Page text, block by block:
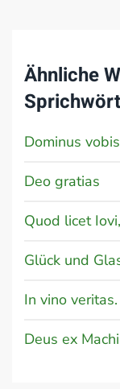
Ähnliche
Dominus
Deo gratias
Quod licet
Glück und
In vino veritas.
Deus ex